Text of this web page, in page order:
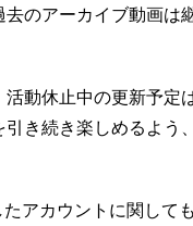
のアーカイブ動画は
動休止中の更新予定
き続き楽しめるよう
アカウントに関して